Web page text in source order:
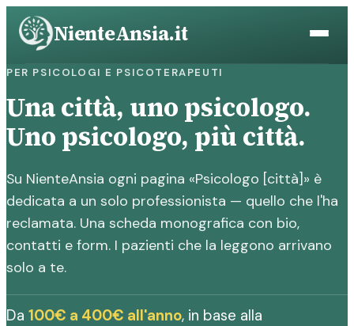
Vai
NienteAnsia.it
PER PSICOLOGI E PSICOTERAPEUTI
Una città, uno psicologo.
Uno psicologo, più città.
Su NienteAnsia ogni pagina «Psicologo [città]» è
dedicata a un solo professionista — quello che l'ha
reclamata. Una scheda monografica con bio,
contatti e form. I pazienti che la leggono arrivano
solo a te.
Da 100€ a 400€ all'anno, in base alla